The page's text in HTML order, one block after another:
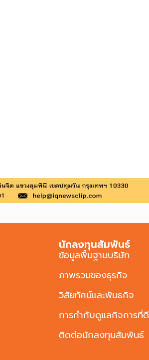
นักลงทุนสัมพันธ์
ข้อมูลพื้นฐานบริษัท
ภาพรวมของธุรกิจ
วิสัยทัศน์และพันธกิจ
การกำกับดูแลกิจการที่ดี
ติดต่อนักลงทุนสัมพันธ์